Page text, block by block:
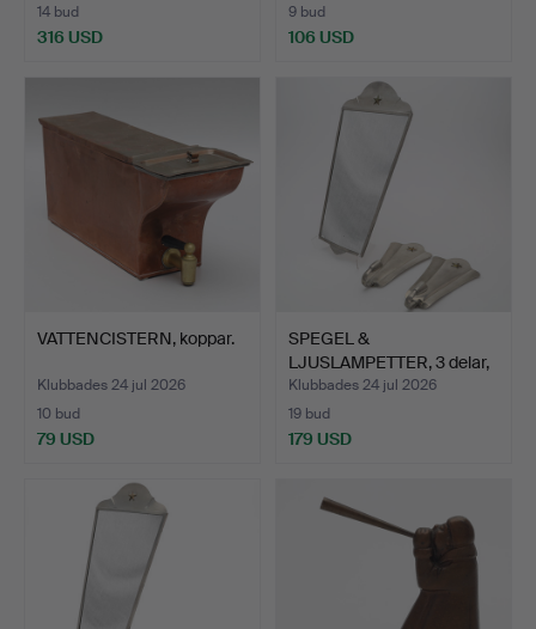
14 bud
316 USD
9 bud
106 USD
VATTENCISTERN, koppar.
Klubbades 24 jul 2026
10 bud
79 USD
SPEGEL &
LJUSLAMPETTER, 3 delar,
GAB, tenn…
Klubbades 24 jul 2026
19 bud
179 USD